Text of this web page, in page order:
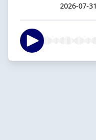
2026-07-31